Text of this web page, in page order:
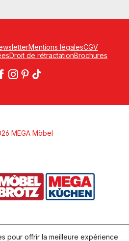
Mentions légalesCGV
Droit de rétractationBrochures
MEGA Möbel
pour offrir la meilleure expérience